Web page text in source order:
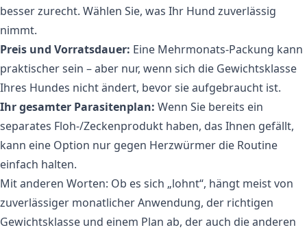
besser zurecht. Wählen Sie, was Ihr Hund zuverlässig
nimmt.
Preis und Vorratsdauer: Eine Mehrmonats-Packung kann
praktischer sein – aber nur, wenn sich die Gewichtsklasse
Ihres Hundes nicht ändert, bevor sie aufgebraucht ist.
Ihr gesamter Parasitenplan: Wenn Sie bereits ein
separates Floh-/Zeckenprodukt haben, das Ihnen gefällt,
kann eine Option nur gegen Herzwürmer die Routine
einfach halten.
Mit anderen Worten: Ob es sich „lohnt“, hängt meist von
zuverlässiger monatlicher Anwendung, der richtigen
Gewichtsklasse und einem Plan ab, der auch die anderen